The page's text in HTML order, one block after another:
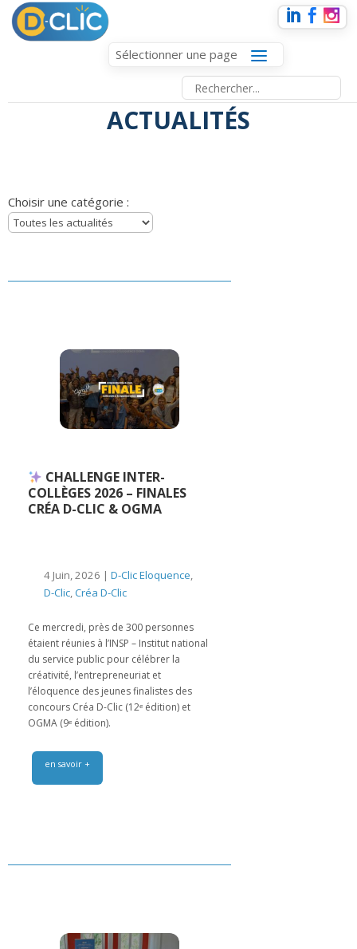
Sélectionner une page
ACTUALITÉS
Choisir une catégorie :
CHALLENGE INTER-
COLLÈGES 2026 – FINALES
CRÉA D-CLIC & OGMA
4 Juin, 2026 | D-Clic Eloquence,
D-Clic,Créa D-Clic
Ce mercredi, près de 300 personnes
étaient réunies à l’INSP – Institut national
du service public pour célébrer la
créativité, l’entrepreneuriat et
l’éloquence des jeunes finalistes des
concours Créa D-Clic (12ᵉ édition) et
OGMA (9ᵉ édition).
en savoir +